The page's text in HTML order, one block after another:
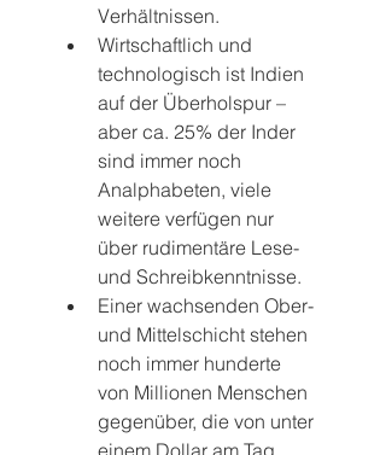
Verhältnissen.
Wirtschaftlich und
technologisch ist Indien
auf der Überholspur –
aber ca. 25% der Inder
sind immer noch
Analphabeten, viele
weitere verfügen nur
über rudimentäre Lese-
und Schreibkenntnisse.
Einer wachsenden Ober-
und Mittelschicht stehen
noch immer hunderte
von Millionen Menschen
gegenüber, die von unter
einem Dollar am Tag